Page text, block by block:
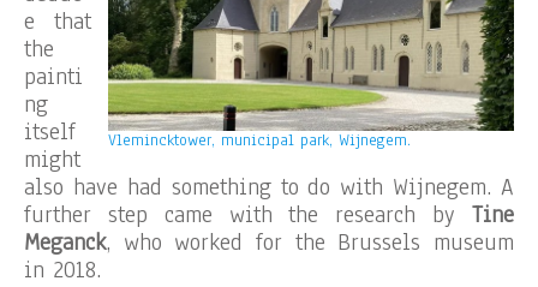
Vlemincktower, municipal park, Wijnegem.
e that
the
painti
ng
itself
might
also have had something to do with Wijnegem. A
further step came with the research by Tine
Meganck, who worked for the Brussels museum
in 2018.